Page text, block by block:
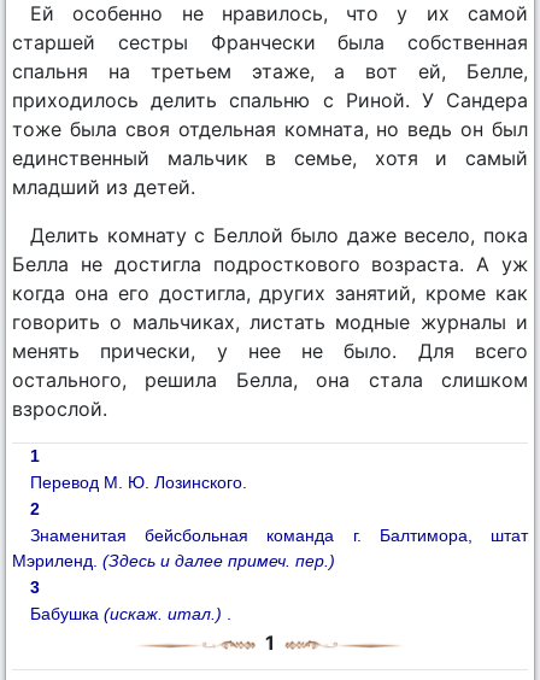
Ей особенно не нравилось, что у их самой
старшей сестры Франчески была собственная
спальня на третьем этаже, а вот ей, Белле,
приходилось делить спальню с Риной. У Сандера
тоже была своя отдельная комната, но ведь он был
единственный мальчик в семье, хотя и самый
младший из детей.
Делить комнату с Беллой было даже весело, пока
Белла не достигла подросткового возраста. А уж
когда она его достигла, других занятий, кроме как
говорить о мальчиках, листать модные журналы и
менять прически, у нее не было. Для всего
остального, решила Белла, она стала слишком
взрослой.
1
Перевод М. Ю. Лозинского.
2
Знаменитая бейсбольная команда г. Балтимора, штат
Мэриленд. (Здесь и далее примеч. пер.)
3
Бабушка (искаж. итал.)
1